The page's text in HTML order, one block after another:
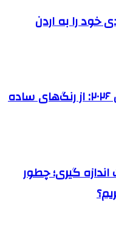
خود را به اردن
انتخاب کاغذ دیواری در سال ۲۰۲۶: از رنگ‌های ساده
گیری؛ چطور